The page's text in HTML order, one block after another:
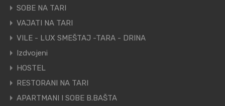
SOBE NA TARI
VAJATI NA TARI
VILE - LUX SMEŠTAJ -TARA - DRINA
Izdvojeni
HOSTEL
RESTORANI NA TARI
APARTMANI I SOBE B.BAŠTA